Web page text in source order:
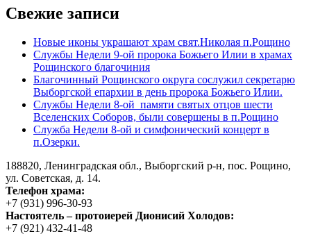
Свежие записи
Новые иконы украшают храм свят.Николая п.Рощино
Службы Недели 9-ой пророка Божьего Илии в храмах
Рощинского благочиния
Благочинный Рощинского округа сослужил секретарю
Выборгской епархии в день пророка Божьего Илии.
Службы Недели 8-ой памяти святых отцов шести
Вселенских Соборов, были совершены в п.Рощино
Служба Недели 8-ой и симфонический концерт в
п.Озерки.
188820, Ленинградская обл., Выборгский р-н, пос. Рощино,
ул. Советская, д. 14.
Телефон храма:
+7 (931) 996-30-93
Настоятель – протоиерей Дионисий Холодов:
+7 (921) 432-41-48